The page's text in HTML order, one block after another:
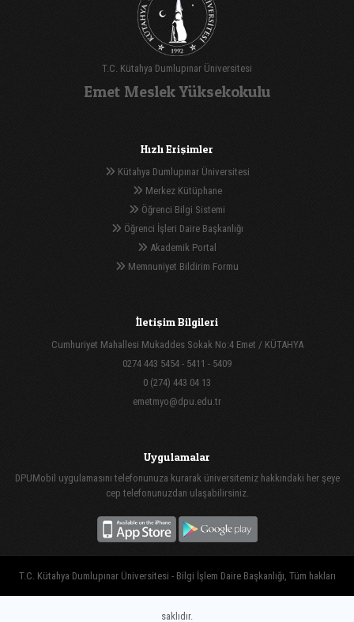
T.C. Kütahya Dumlupınar Üniversitesi
Emet Meslek Yüksekokulu
Hızlı Erişimler
Kütahya Dumlupınar Üniversitesi
Merkez Kütüphane
Öğrenci Bilgi Sistemi
Öğrenci İşleri Daire Başkanlığı
Akademik Portal
Memnuniyet Bildirim Formu
İletişim Bilgileri
Cumhuriyet Mahallesi Mukaddes Sokak No:4 Emet / KÜTAHYA
0274 443 5454 - 5411 - 5409
0 (274) 443 04 13
emetmyo@dpu.edu.tr
Uygulamalar
DPUMobil uygulamasını telefonunuza kurarak üniversitemiz hakkındaki her şeye
cep telefonunuzdan ulaşabilirsiniz.
T.C. Kütahya Dumlupınar Üniversitesi - Bilgi İşlem Daire Başkanlığı, Tüm hakları
saklıdır.